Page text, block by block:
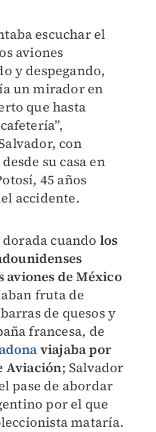
escuchar el
aviones
y despegando,
un mirador en
que hasta
con
su casa en
45 años
accidente.
cuando los
aviones de México
fruta de
de quesos y
francesa, de
viajaba por
Aviación; Salvador
pase de abordar
por el que
mataría.